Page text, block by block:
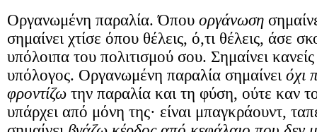
Οργανωμένη παραλία. Όπου οργάνωση
σημαίνει χτίσε όπου θέλεις, ό,τι θέλεις, άσε
υπόλοιπα του πολιτισμού σου. Σημαίνει
υπόλογος. Οργανωμένη παραλία σημαίνει όχι
φροντίζω την παραλία και τη φύση, ούτε καν
υπάρχει από μόνη της· είναι μπαγκράουντ,